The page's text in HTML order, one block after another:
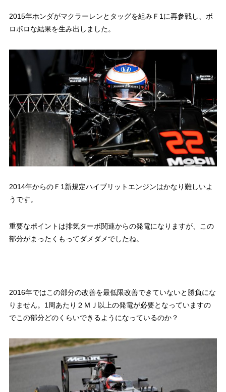
2015年ホンダがマクラーレンとタッグを組みＦ1に再参戦し、ボ
ロボロな結果を生み出しました。
2014年からのＦ1新規定ハイブリットエンジンはかなり難しいよ
うです。
重要なポイントは排気ターボ関連からの発電になりますが、この
部分がまったくもってダメダメでしたね。
2016年ではこの部分の改善を最低限改善できていないと勝負にな
りません。1周あたり２ＭＪ以上の発電が必要となっていますの
でこの部分どのくらいできるようになっているのか？